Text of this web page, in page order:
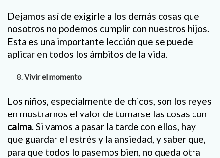
Dejamos así de exigirle a los demás cosas que
nosotros no podemos cumplir con nuestros hijos.
Esta es una importante lección que se puede
aplicar en todos los ámbitos de la vida.
Vivir el momento
Los niños, especialmente de chicos, son los reyes
en mostrarnos el valor de tomarse las cosas con
calma. Si vamos a pasar la tarde con ellos, hay
que guardar el estrés y la ansiedad, y saber que,
para que todos lo pasemos bien, no queda otra